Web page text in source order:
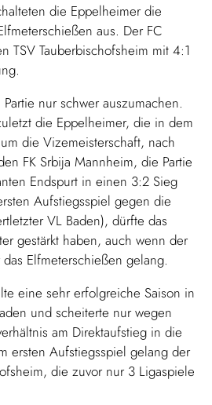
die Eppelheimer die
aus. Der FC
TSV Tauberbischofsheim mit 4:1
nur schwer auszumachen.
die Eppelheimer, die in dem
die Vizemeisterschaft, nach
FK Srbija Mannheim, die Partie
Endspurt in einen 3:2 Sieg
Aufstiegsspiel gegen die
VL Baden), dürfte das
gestärkt haben, auch wenn der
Elfmeterschießen gelang.
eine sehr erfolgreiche Saison in
und scheiterte nur wegen
am Direktaufstieg in die
ersten Aufstiegsspiel gelang der
die zuvor nur 3 Ligaspiele